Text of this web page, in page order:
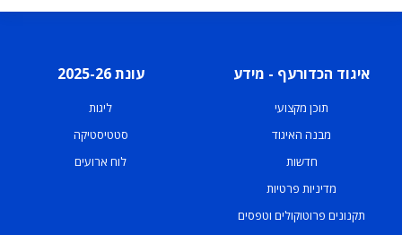
איגוד הכדורעף - מידע
תוכן מקצועי
מבנה האיגוד
חדשות
מדיניות פרטיות
תקנונים פרוטוקולים וטפסים
עונת 2025-26
ליגות
סטטיסטיקה
לוח ארועים